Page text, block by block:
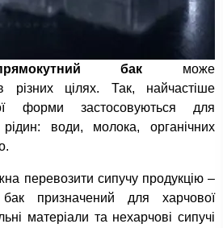
бак може
різних цілях. Так, найчастіше
форми застосовуються для
води, молока, органічних
перевозити сипучу продукцію –
призначений для харчової
матеріали та нехарчові сипучі